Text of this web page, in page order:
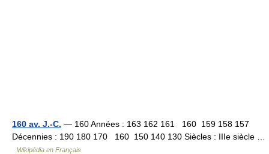
160 av. J.-C. — 160 Années : 163 162 161 160 159 158 157
Décennies : 190 180 170 160 150 140 130 Siècles : IIIe siècle …
Wikipédia en Français